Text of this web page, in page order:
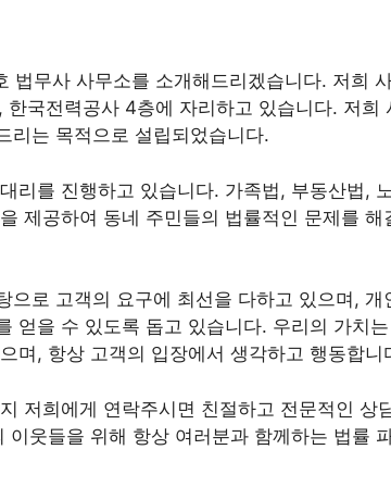
법무사 사무소를 소개해드리겠습니다. 저희
국전력공사 4층에 자리하고 있습니다. 저희
리는 목적으로 설립되었습니다.
리를 진행하고 있습니다. 가족법, 부동산법,
제공하여 동네 주민들의 법률적인 문제를 해
로 고객의 요구에 최선을 다하고 있으며, 개
얻을 수 있도록 돕고 있습니다. 우리의 가치는
며, 항상 고객의 입장에서 생각하고 행동합니
저희에게 연락주시면 친절하고 전문적인 상
웃들을 위해 항상 여러분과 함께하는 법률